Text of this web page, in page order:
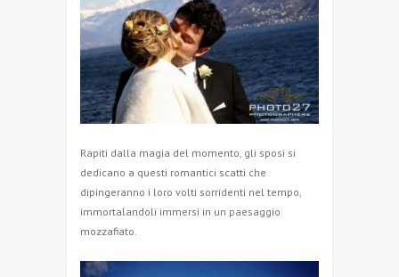
Rapiti dalla magia del momento, gli sposi si
dedicano a questi romantici scatti che
dipingeranno i loro volti sorridenti nel tempo,
immortalandoli immersi in un paesaggio
mozzafiato.